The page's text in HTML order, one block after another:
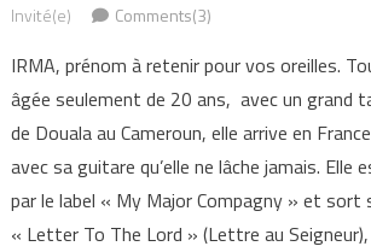
Invité(e)
Comments(3)
IRMA, prénom à retenir pour vos oreilles.
âgée seulement de 20 ans, avec un grand
de Douala au Cameroun, elle arrive en
avec sa guitare qu’elle ne lâche jamais. Elle
par le label « My Major Compagny » et sort
« Letter To The Lord » (Lettre au